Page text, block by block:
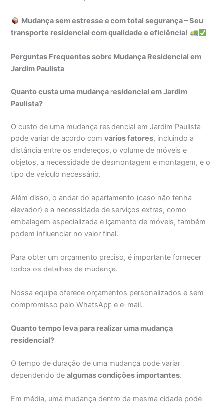
Mudança sem estresse e com total segurança – Seu
transporte residencial com qualidade e eficiência!
Perguntas Frequentes sobre Mudança Residencial em
Jardim Paulista
Quanto custa uma mudança residencial em Jardim
Paulista?
O custo de uma mudança residencial em Jardim Paulista
pode variar de acordo comvários fatores, incluindo a
distância entre os endereços, o volume de móveis e
objetos, a necessidade de desmontagem e montagem, e o
tipo de veículo necessário.
Além disso, o andar do apartamento (caso não tenha
elevador) e a necessidade de serviços extras, como
embalagem especializada e içamento de móveis, também
podem influenciar no valor final.
Para obter um orçamento preciso, é importante fornecer
todos os detalhes da mudança.
Nossa equipe oferece orçamentos personalizados e sem
compromisso pelo WhatsApp e e-mail.
Quanto tempo leva para realizar uma mudança
residencial?
O tempo de duração de uma mudança pode variar
dependendo dealgumas condições importantes.
Em média, uma mudança dentro da mesma cidade pode